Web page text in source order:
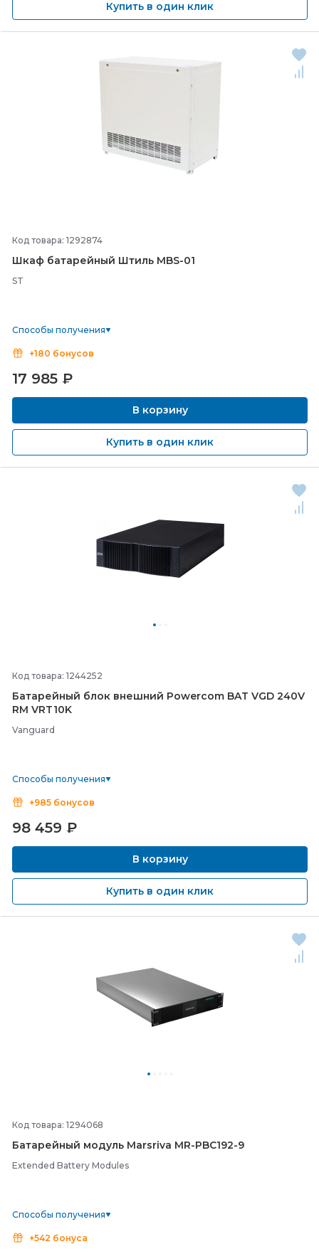
Купить в один клик
Код товара: 1292874
Шкаф батарейный Штиль MBS-01
ST
Способы получения
+180 бонусов
17 985 ₽
В корзину
Купить в один клик
Код товара: 1244252
Батарейный блок внешний Powercom BAT VGD 240V
RM VRT10K
Vanguard
Способы получения
+985 бонусов
98 459 ₽
В корзину
Купить в один клик
Код товара: 1294068
Батарейный модуль Marsriva MR-PBC192-9
Extended Battery Modules
Способы получения
+542 бонуса